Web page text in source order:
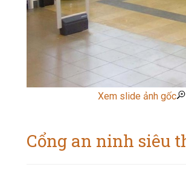
Xem slide ảnh gốc
Cổng an ninh siêu